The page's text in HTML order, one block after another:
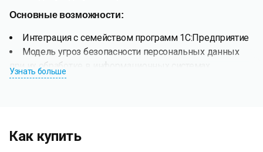
Основные возможности:
Интеграция с семейством программ 1С:Предприятие
Модель угроз безопасности персональных данных
при их обработке в информационных системах
персональных данных (с возможностью
автоматической корректировки)
Узнать больше
Как купить